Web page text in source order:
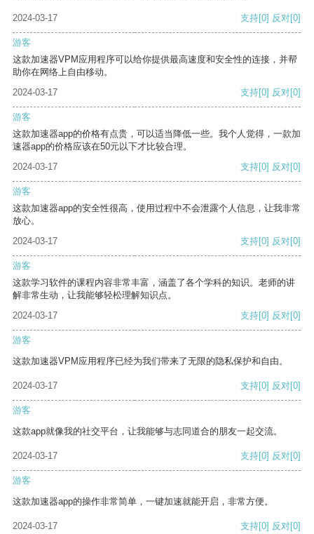
2024-03-17 支持[0] 反对[0]
游客
这款加速器VPM应用程序可以给你提供最高速度和安全性的连接，并帮
助你在网络上自由移动。
2024-03-17
支持[0] 反对[0]
游客
这款加速器app的价格有点贵，可以适当降低一些。我个人觉得，一款加
速器app的价格应该在50元以下才比较合理。
2024-03-17
支持[0] 反对[0]
游客
这款加速器app的安全性很高，使用过程中不会泄露个人信息，让我非常
放心。
2024-03-17
支持[0] 反对[0]
游客
这款学习软件的课程内容非常丰富，涵盖了各个学科的知识。老师的讲
解非常生动，让我能够轻松理解知识点。
2024-03-17
支持[0] 反对[0]
游客
这款加速器VPM应用程序已经为我们带来了无限的隐私保护和自由。
2024-03-17 支持[0] 反对[0]
游客
这款app就像我的社交平台，让我能够与志同道合的朋友一起交流。
2024-03-17 支持[0] 反对[0]
游客
这款加速器app的操作非常简单，一键加速就能开启，非常方便。
2024-03-17 支持[0] 反对[0]